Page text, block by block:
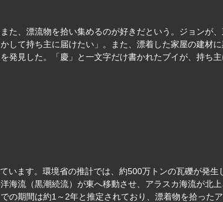
た、漂流物を拾い集めるのが好きだという。ジョンが
して持ち主に届けたい」。また、漂着した家屋の建材
発見した。「慶」と一文字だけ書かれたブイが、持ち
います。環境省の推計では、約500万トンの瓦礫が発生
海流（黒潮続流）が東へ移動させ、アラスカ海流が北
の期間は約1～2年と推定されており、漂着物を拾った